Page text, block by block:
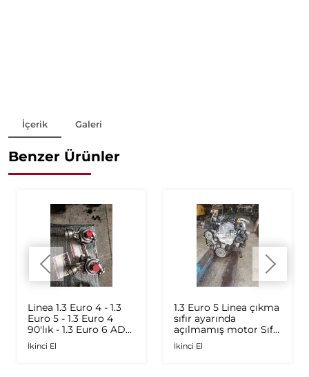
İçerik Galeri
Benzer Ürünler
Linea 1.3 Euro 4 - 1.3
Euro 5 - 1.3 Euro 4
90'lık - 1.3 Euro 6 AD
Plus 1.6 Multijet - 1.9
JTD Orijinal Turbo
İkinci El
1.3 Euro 5 Linea çıkma
sıfır ayarında
açılmamış motor Sıfır
ayarında
İkinci El